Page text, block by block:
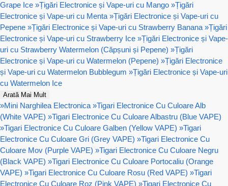
Grape Ice »Țigări Electronice și Vape-uri cu Mango »Țigări
Electronice și Vape-uri cu Menta »Țigări Electronice și Vape-uri cu
Pepene »Țigări Electronice și Vape-uri cu Strawberry Banana »Țigări
Electronice și Vape-uri cu Strawberry Ice »Țigări Electronice și Vape-
uri cu Strawberry Watermelon (Căpșuni și Pepene) »Țigări
Electronice și Vape-uri cu Watermelon (Pepene) »Țigări Electronice
și Vape-uri cu Watermelon Bubblegum »Țigări Electronice și Vape-uri
cu Watermelon Ice
Arată Mai Mult
»Mini Narghilea Electronica »Tigari Electronice Cu Culoare Alb
(White VAPE) »Tigari Electronice Cu Culoare Albastru (Blue VAPE)
»Tigari Electronice Cu Culoare Galben (Yellow VAPE) »Tigari
Electronice Cu Culoare Gri (Grey VAPE) »Tigari Electronice Cu
Culoare Mov (Purple VAPE) »Tigari Electronice Cu Culoare Negru
(Black VAPE) »Tigari Electronice Cu Culoare Portocaliu (Orange
VAPE) »Tigari Electronice Cu Culoare Rosu (Red VAPE) »Tigari
Electronice Cu Culoare Roz (Pink VAPE) »Tigari Electronice Cu